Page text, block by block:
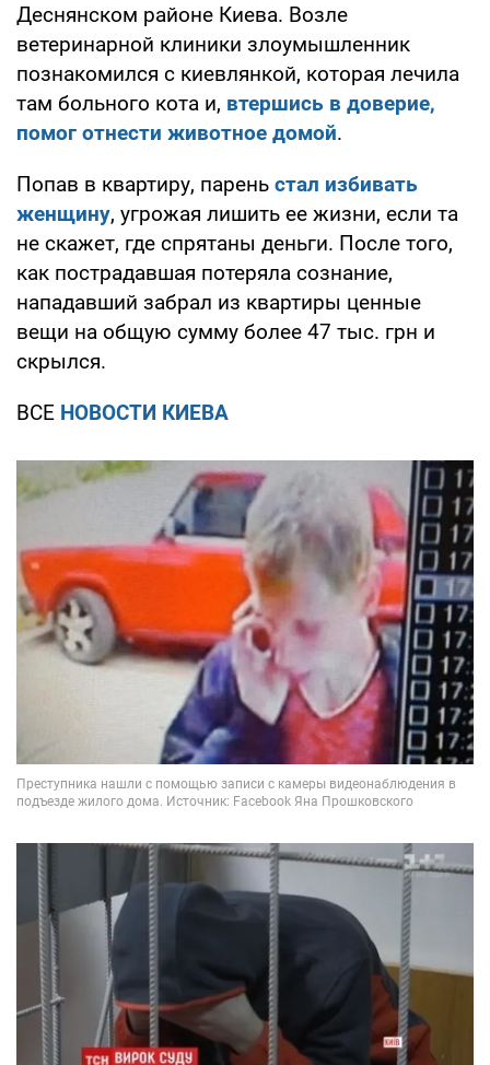
Деснянском районе Киева. Возле
ветеринарной клиники злоумышленник
познакомился с киевлянкой, которая лечила
там больного кота и, втершись в доверие,
помог отнести животное домой.
Попав в квартиру, парень стал избивать
женщину, угрожая лишить ее жизни, если та
не скажет, где спрятаны деньги. После того,
как пострадавшая потеряла сознание,
нападавший забрал из квартиры ценные
вещи на общую сумму более 47 тыс. грн и
скрылся.
ВСЕ НОВОСТИ КИЕВА